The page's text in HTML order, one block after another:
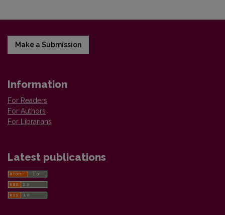
Make a Submission
Information
For Readers
For Authors
For Librarians
Latest publications